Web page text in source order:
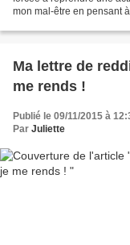
mon mal-être en pensant
Ma lettre de
me rends !
Publié le 09/11/2015 à
Par Juliette